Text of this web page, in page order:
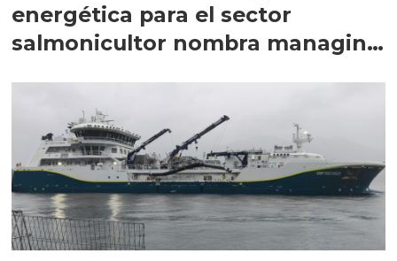
energética para el sector
salmonicultor nombra managing